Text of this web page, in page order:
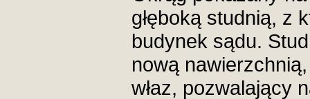
głęboką studnią, z
budynek sądu.
nową
właz, pozwalający